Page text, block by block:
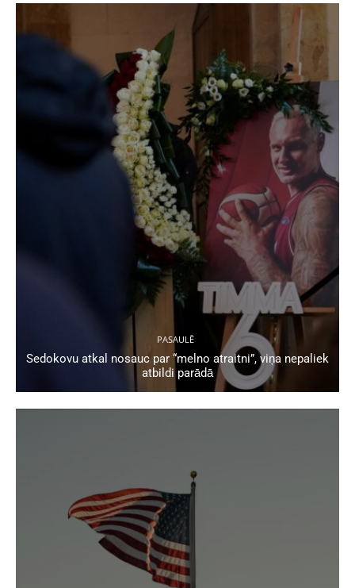
PASAULĒ
Sedokovu atkal nosauc par “melno atraitni”, viņa nepaliek
atbildi parādā